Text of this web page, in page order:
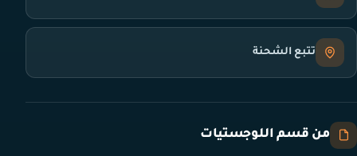
تتبع الشحنة
من قسم اللوجستيات